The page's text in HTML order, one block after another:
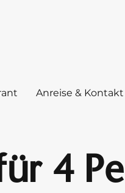
Anreise & Kontakt
4